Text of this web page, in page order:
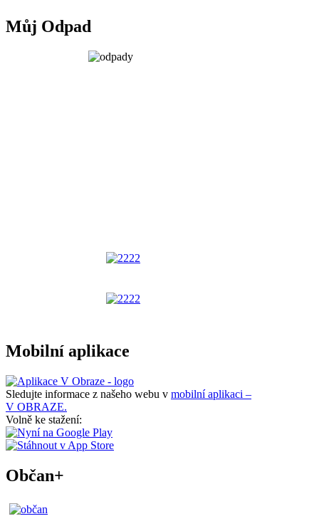
Můj Odpad
Mobilní aplikace
Sledujte informace z našeho webu v mobilní aplikaci –
V OBRAZE.
Volně ke stažení:
Občan+